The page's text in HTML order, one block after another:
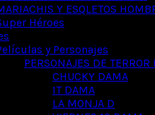
Y ESQLETOS
Héroes
y Personajes
PERSONAJES DE TERROR
CHUCKY DAMA
IT DAMA
LA MONJA D